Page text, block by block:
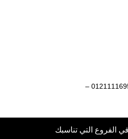
ماكينات تعبئة وتغليف 01211116954 – 01211116956 –
في الفروع التي تناسبك